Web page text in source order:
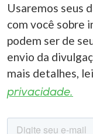
A-
Usaremos seus
com você sobre
podem ser de
envio da
mais detalhes,
privacidade.